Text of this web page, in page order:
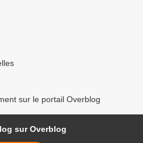
sur le portail Overblog
sur Overblog